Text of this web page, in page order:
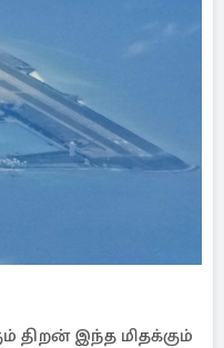
திறன் இந்த மிதக்கும்